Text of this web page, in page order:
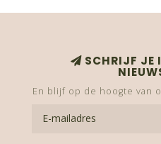
SCHRIJF JE
En blijf op de hoogte van